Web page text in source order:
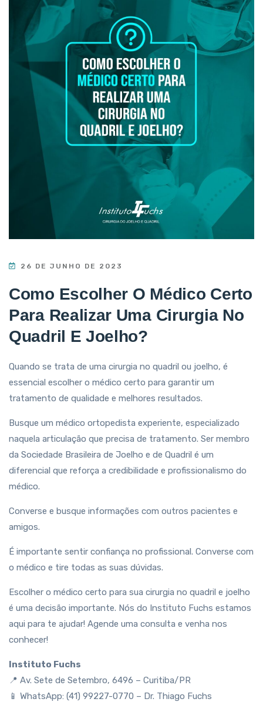
26 DE JUNHO DE 2023
Como Escolher O Médico Certo
Para Realizar Uma Cirurgia No
Quadril E Joelho?
Quando se trata de uma cirurgia no quadril ou joelho, é
essencial escolher o médico certo para garantir um
tratamento de qualidade e melhores resultados.
Busque um médico ortopedista experiente, especializado
naquela articulação que precisa de tratamento. Ser membro
da Sociedade Brasileira de Joelho e de Quadril é um
diferencial que reforça a credibilidade e profissionalismo do
médico.
Converse e busque informações com outros pacientes e
amigos.
É importante sentir confiança no profissional. Converse com
o médico e tire todas as suas dúvidas.
Escolher o médico certo para sua cirurgia no quadril e joelho
é uma decisão importante. Nós do Instituto Fuchs estamos
aqui para te ajudar! Agende uma consulta e venha nos
conhecer!
Instituto Fuchs
📍 Av. Sete de Setembro, 6496 – Curitiba/PR
📱 WhatsApp: (41) 99227-0770 – Dr. Thiago Fuchs